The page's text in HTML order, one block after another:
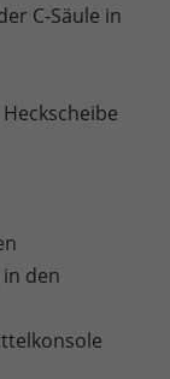
C-Säule in
den